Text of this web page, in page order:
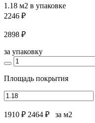
1.18 м2 в упаковке
2246 ₽
2898 ₽
за упаковку
Площадь покрытия
1910 ₽ 2464 ₽ за м2